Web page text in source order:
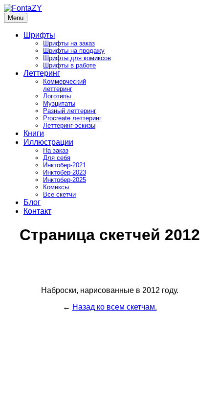
Skip
to
content
FontaZY
Fonts and pictures by Zakhar Yaschin
Menu
Шрифты
Шрифты на заказ
Шрифты на продажу
Шрифты для комиксов
Шрифты в работе
Леттеринг
Коммерческий
леттеринг
Логотипы
Музцитаты
Разный леттеринг
Procreate леттеринг
Леттеринг-эскизы
Книги
Иллюстрации
На заказ
Для себя
Инктобер-2021
Инктобер-2023
Инктобер-2025
Комиксы
Все скетчи
Блог
Контакт
Страница скетчей 2012
Наброски, нарисованные в 2012 году.
← Назад ко всем скетчам.